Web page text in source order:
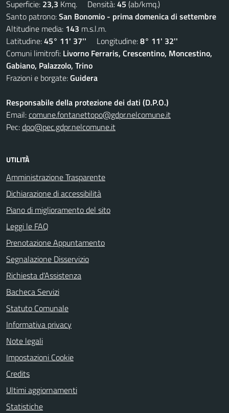
Superficie: 23,3 Kmq. Densità:45 (ab/kmq.)
Santo patrono:San Bonomio - prima domenica di settembre
Altitudine media: 143 m.s.l.m.
Latitudine:45° 11' 37'' Longitudine:8° 11' 32''
Comuni limitrofi: Livorno Ferraris, Crescentino, Moncestino,
Gabiano, Palazzolo, Trino
Frazioni e borgate:Guidera
Responsabile della protezione dei dati (D.P.O.)
Email:comune.fontanettopo@gdpr.nelcomune.it
Pec:dpo@pec.gdpr.nelcomune.it
UTILITÀ
Amministrazione Trasparente
Dichiarazione di accessibilità
Piano di miglioramento del sito
Leggi le FAQ
Prenotazione Appuntamento
Segnalazione Disservizio
Richiesta d'Assistenza
Bacheca Servizi
Statuto Comunale
Informativa privacy
Note legali
Impostazioni Cookie
Credits
Ultimi aggiornamenti
Statistiche